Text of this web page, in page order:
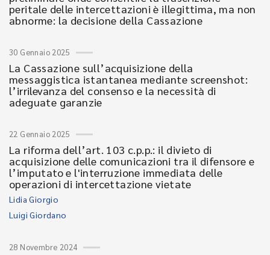
peritale delle intercettazioni è illegittima, ma non
abnorme: la decisione della Cassazione
30 Gennaio 2025
La Cassazione sull’acquisizione della
messaggistica istantanea mediante screenshot:
l’irrilevanza del consenso e la necessità di
adeguate garanzie
22 Gennaio 2025
La riforma dell’art. 103 c.p.p.: il divieto di
acquisizione delle comunicazioni tra il difensore e
l’imputato e l'interruzione immediata delle
operazioni di intercettazione vietate
Lidia Giorgio
Luigi Giordano
28 Novembre 2024